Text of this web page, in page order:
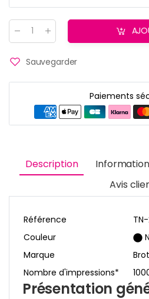
Quantité
Sauvegarder
Paiements
Description
Avis
Référence
Couleur
Marque
Nombre d'impressions*
Présentation